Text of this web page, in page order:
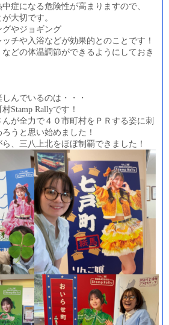
症になる危険性が高まりますので、
大切です。
グやジョギング
チや入浴などが効果的とのことです！
どの体温調節ができるようにしておき
んでいるのは・・・
Stamp Rallyです！
が全力で４０市町村をＰＲする姿に刺
うと思い始めました！
、三八上北をほぼ制覇できました！